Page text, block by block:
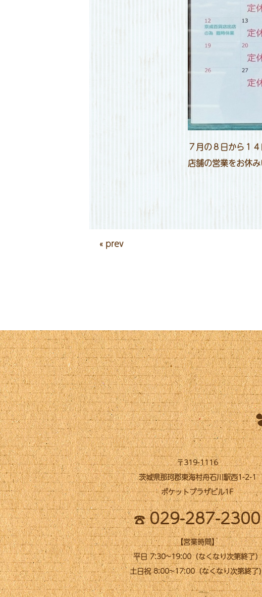
７月の８日から１
店舗の営業をお休み
« prev
〒319-1116
茨城県那珂郡東海村舟石川駅西1-2-1
ポケットプラザビル1F
029-287-2300
【営業時間】
平日 7:30~19:00（なくなり次第終了）
土日祝 8:00~17:00（なくなり次第終了